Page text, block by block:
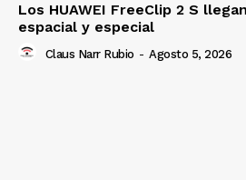
Los HUAWEI FreeClip 2 S
espacial y especial
Claus Narr Rubio - Agosto 5, 2026